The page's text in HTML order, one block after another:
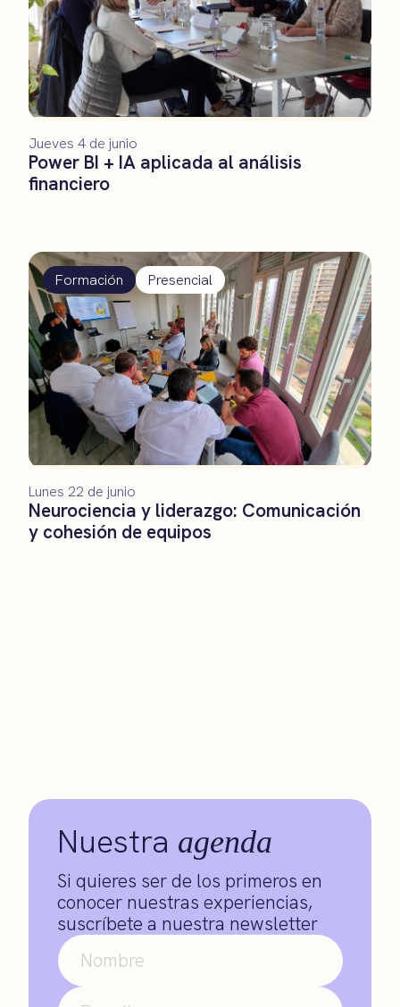
Power BI + IA aplicada al análisis
financiero
Jueves 4 de junio
Formación Presencial
Neurociencia y liderazgo: Comunicación
y cohesión de equipos
Lunes 22 de junio
Nuestra agenda
Si quieres ser de los primeros en
conocer nuestras experiencias,
suscríbete a nuestra newsletter